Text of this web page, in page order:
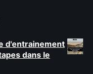
d'entrainement
dans le